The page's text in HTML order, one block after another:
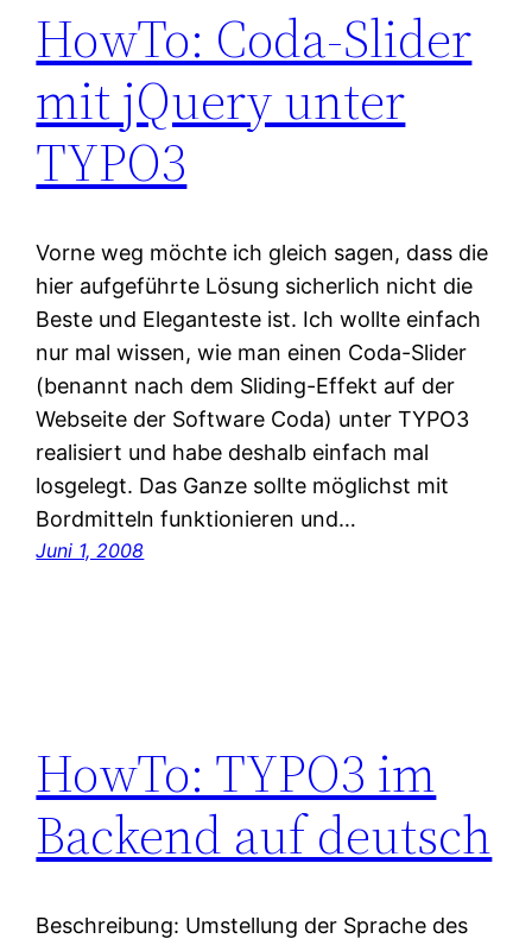
HowTo: Coda-Slider
mit jQuery unter
TYPO3
Vorne weg möchte ich gleich sagen, dass die
hier aufgeführte Lösung sicherlich nicht die
Beste und Eleganteste ist. Ich wollte einfach
nur mal wissen, wie man einen Coda-Slider
(benannt nach dem Sliding-Effekt auf der
Webseite der Software Coda) unter TYPO3
realisiert und habe deshalb einfach mal
losgelegt. Das Ganze sollte möglichst mit
Bordmitteln funktionieren und…
Juni 1, 2008
HowTo: TYPO3 im
Backend auf deutsch
Beschreibung: Umstellung der Sprache des